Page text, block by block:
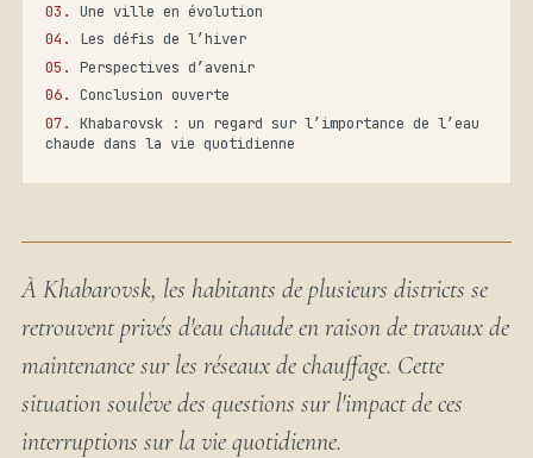
Une ville en évolution
Les défis de l’hiver
Perspectives d’avenir
Conclusion ouverte
Khabarovsk : un regard sur l’importance de l’eau
chaude dans la vie quotidienne
À Khabarovsk, les habitants de plusieurs districts se
retrouvent privés d'eau chaude en raison de travaux de
maintenance sur les réseaux de chauffage. Cette
situation soulève des questions sur l'impact de ces
interruptions sur la vie quotidienne.